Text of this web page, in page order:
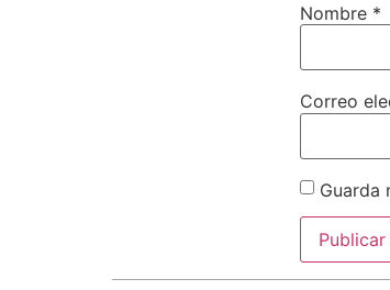
Nombre *
Correo
Guarda